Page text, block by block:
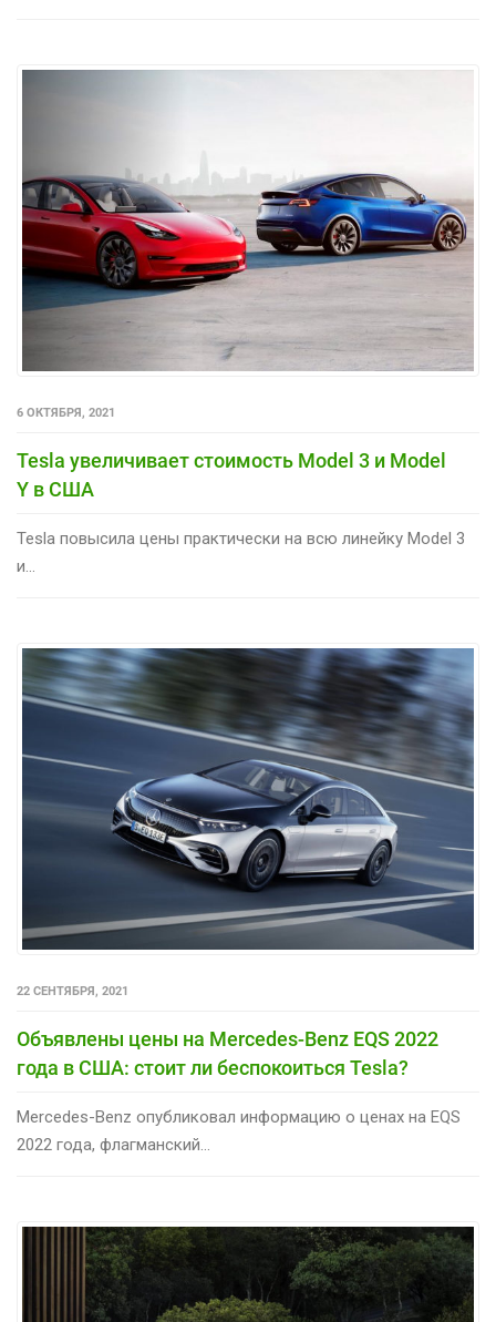
6 ОКТЯБРЯ, 2021
Tesla увеличивает стоимость Model 3 и Model
Y в США
Tesla повысила цены практически на всю линейку Model 3
и...
22 СЕНТЯБРЯ, 2021
Объявлены цены на Mercedes-Benz EQS 2022
года в США: стоит ли беспокоиться Tesla?
Mercedes-Benz опубликовал информацию о ценах на EQS
2022 года, флагманский...